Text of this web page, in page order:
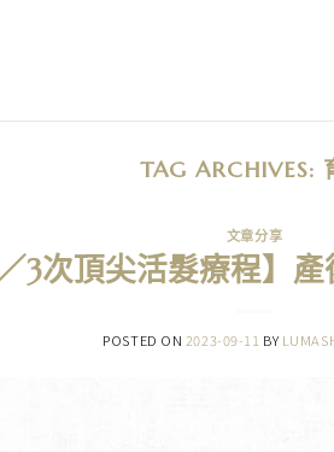
TAG ARCHIVES:
文章分享
／3次頂尖活髮療程】
POSTED ON 2023-09-11 BY